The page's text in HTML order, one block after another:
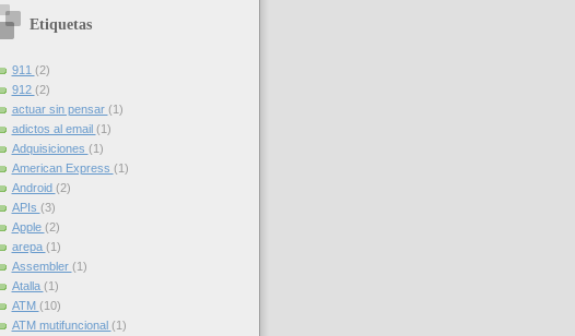
Etiquetas
911 (2)
912 (2)
actuar sin pensar (1)
adictos al email (1)
Adquisiciones (1)
American Express (1)
Android (2)
APIs (3)
Apple (2)
arepa (1)
Assembler (1)
Atalla (1)
ATM (10)
ATM mutifuncional (1)